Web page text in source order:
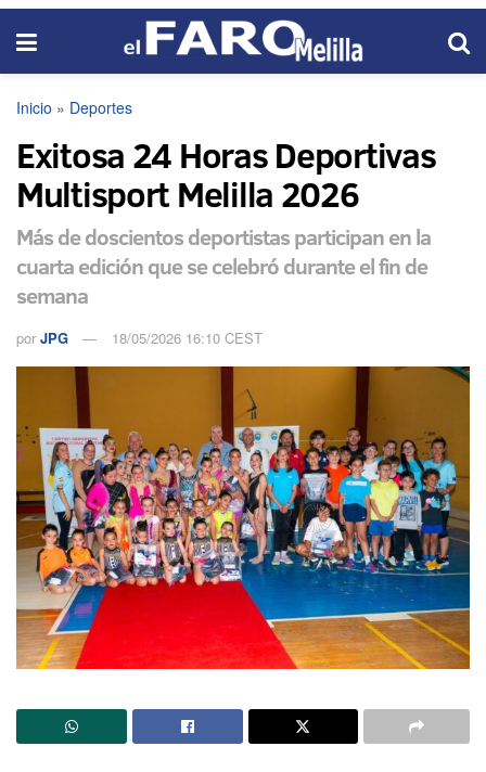
Inicio » Deportes
Exitosa 24 Horas Deportivas
Multisport Melilla 2026
Más de doscientos deportistas participan en la
cuarta edición que se celebró durante el fin de
semana
por JPG 18/05/2026 16:10 CEST